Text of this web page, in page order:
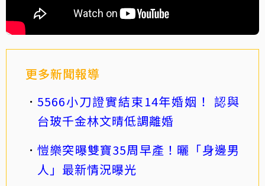
更多新聞報導
5566小刀證實結束14年婚姻！ 認與
台玻千金林文晴低調離婚
愷樂突曝雙寶35周早產！曬「身邊男
人」最新情況曝光